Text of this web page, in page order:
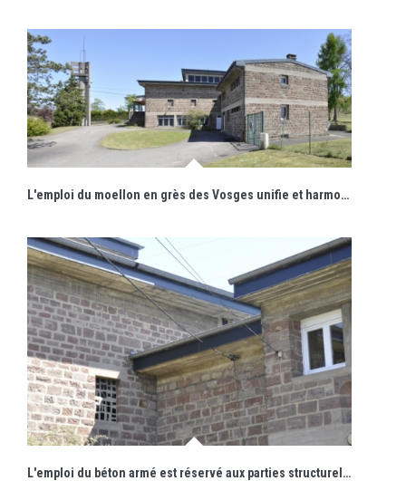
L'emploi du moellon en grès des Vosges unifie et harmonise les volumes composant l'édifice.
L'emploi du béton armé est réservé aux parties structurelles de l'édifice : débords de toiture, chaînages horizontaux, linteaux et appuis de baie.